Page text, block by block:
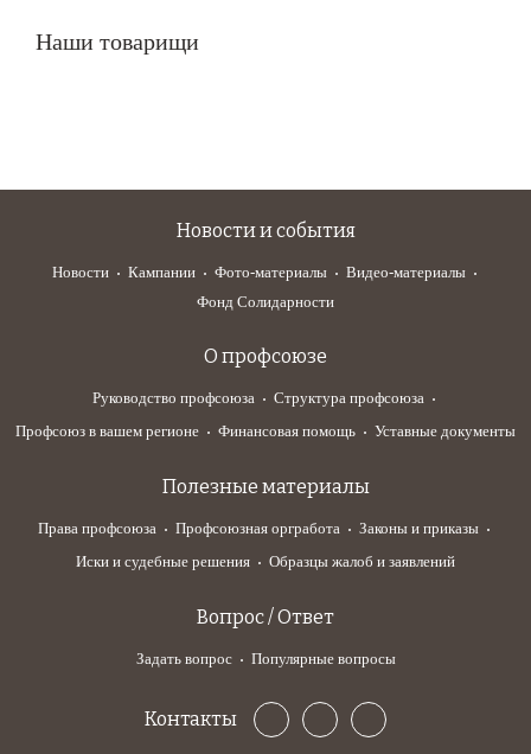
Наши товарищи
Новости и события
Новости Кампании Фото-материалы
Видео-материалы
Фонд Солидарности
О профсоюзе
Руководство профсоюза
Структура профсоюза
Профсоюз в вашем регионе
Финансовая помощь Уставные документы
Полезные материалы
Права профсоюза Профсоюзная оргработа
Законы и приказы
Иски и судебные решения
Образцы жалоб и заявлений
Вопрос / Ответ
Задать вопрос Популярные вопросы
Контакты